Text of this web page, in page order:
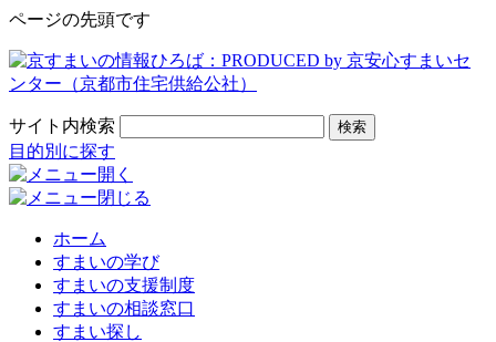
ページの先頭です
サイト内検索 検索
目的別に探す
ホーム
すまいの学び
すまいの支援制度
すまいの相談窓口
すまい探し